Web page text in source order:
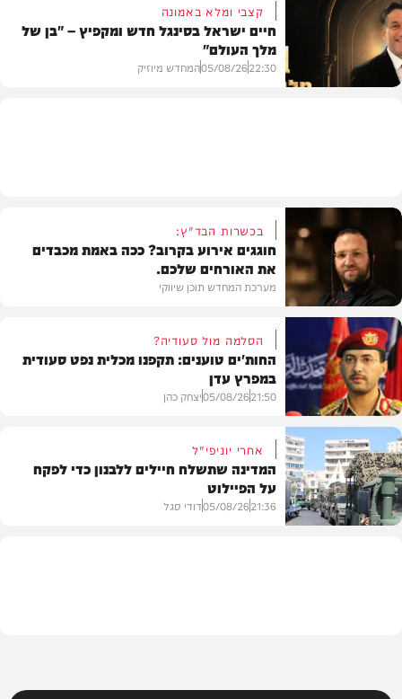
בריאות
קצבי ומלא באמונה
חיים ישראל בסינגל חדש ומקפיץ – "בן של
מלך העולם"
22:30
05/08/26המחדש מיוזיק
תוכן שיווקי
בכשרות הבד"ץ:
חוגגים אירוע בקרוב? ככה באמת מכבדים
את האורחים שלכם.
מערכת המחדש תוכן שיווקי
צבא וביטחון
הסלמה מול סעודיה?
החות'ים טוענים: תקפנו מכלית נפט סעודית
במפרץ עדן
21:50
05/08/26יצחק כהן
אחרי יוניפי"ל
המדינה שתשלח חיילים ללבנון כדי לפקח
על הפיילוט
21:36
05/08/26דודי סגל